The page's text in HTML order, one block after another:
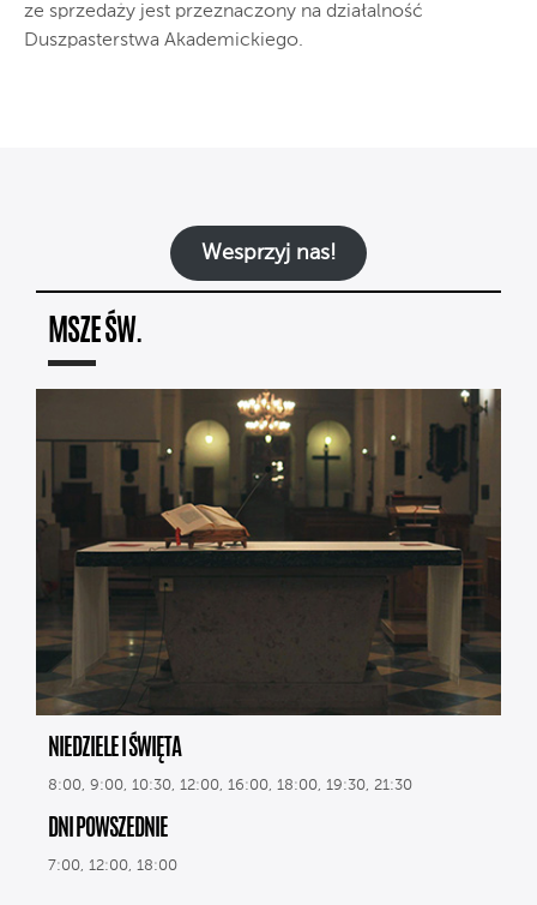
ze sprzedaży jest przeznaczony na działalność
Duszpasterstwa Akademickiego.
Wesprzyj nas!
MSZE ŚW.
NIEDZIELE I ŚWIĘTA
8:00, 9:00, 10:30, 12:00, 16:00, 18:00, 19:30, 21:30
DNI POWSZEDNIE
7:00, 12:00, 18:00